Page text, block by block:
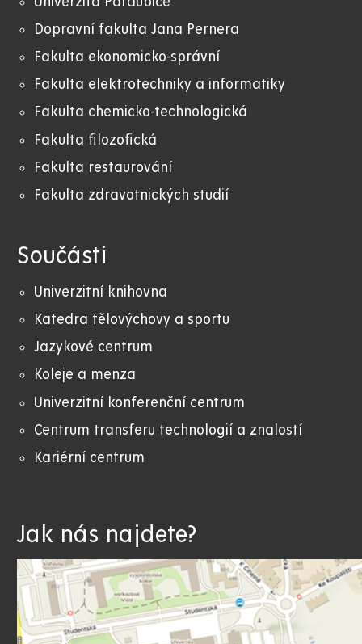
Dopravní fakulta Jana Pernera
Fakulta ekonomicko-správní
Fakulta elektrotechniky a informatiky
Fakulta chemicko-technologická
Fakulta filozofická
Fakulta restaurování
Fakulta zdravotnických studií
Součásti
Univerzitní knihovna
Katedra tělovýchovy a sportu
Jazykové centrum
Koleje a menza
Univerzitní konferenční centrum
Centrum transferu technologií a znalostí
Kariérní centrum
Jak nás najdete?